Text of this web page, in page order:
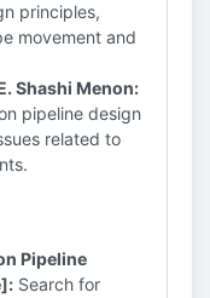
principles,
movement and
Shashi Menon:
pipeline design
related to
Pipeline
Search for